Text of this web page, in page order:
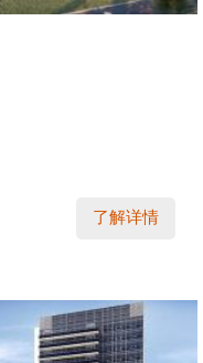
了解详情